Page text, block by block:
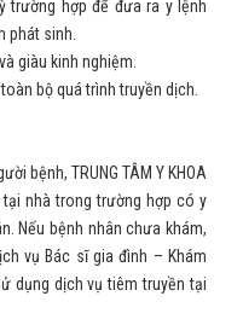
trường hợp để đưa ra y lệnh
phát sinh.
giàu kinh nghiệm.
bộ quá trình truyền dịch.
bệnh, TRUNG TÂM Y KHOA
tại nhà trong trường hợp có y
Nếu bệnh nhân chưa khám,
vụ Bác sĩ gia đình – Khám
dụng dịch vụ tiêm truyền tại